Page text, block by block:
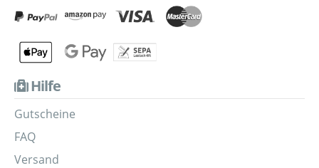
Hilfe
Gutscheine
FAQ
Versand